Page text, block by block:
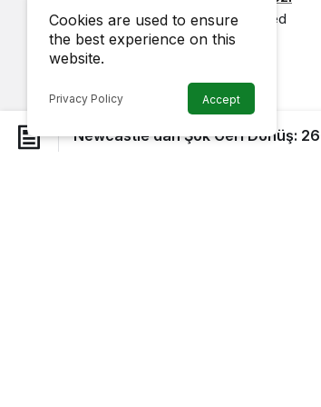
6 June 2025, 01:03published
Newcastle, Sea Eagles’a karşı
Newcastle’dan Şok Geri Dönüş:
Cookies are used to ensure
the best experience on this
website.
Privacy Policy Accept